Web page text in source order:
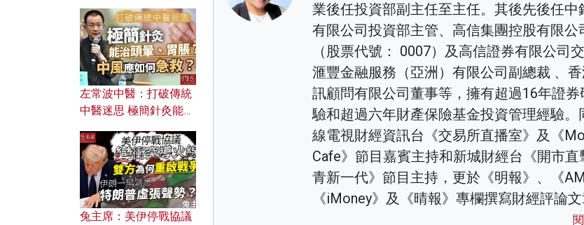
業後任投資部副主任至主任。其後先後任中
有限公司投資部主管、高信集團控股有限公
（股票代號： 0007）及高信證券有限公司交
滙豐金融服務（亞洲）有限公司副總裁 、
訊顧問有限公司董事等，擁有超過16年證券
驗和超過六年財產保險基金投資管理經驗。
線電視財經資訊台《交易所直播室》及《
Cafe》節目嘉賓主持和新城財經台《開市直
青新一代》節目主持，更於《明報》、《
《iMoney》及《晴報》專欄撰寫財經評論文
校內數字教育如何實踐
落地？
左常波中醫：打破傳統
中醫迷思 極簡針灸能治
何急救？
兔主席：美伊停戰協議